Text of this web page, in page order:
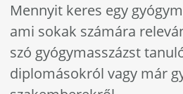
Mennyit keres egy
ami sokak számára
szó gyógymasszázst
diplomásokról vagy már